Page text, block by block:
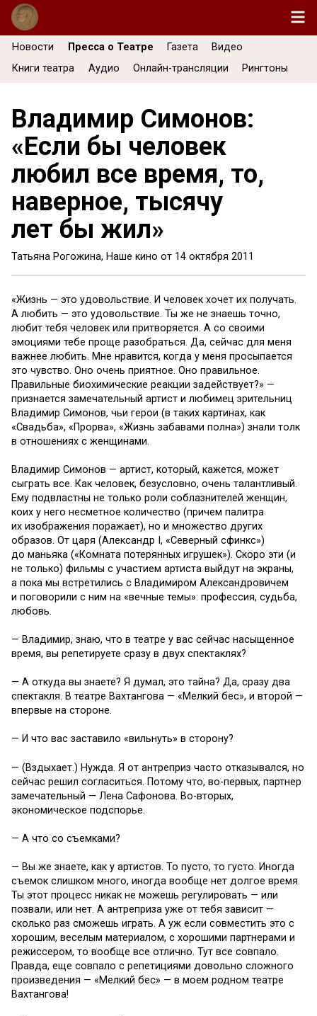
Новости Пресса о Театре Газета
Видео
Книги театра
Аудио Онлайн-трансляции Рингтоны
Владимир Симонов:
«Если бы человек
любил все время, то,
наверное, тысячу
лет бы жил»
Татьяна Рогожина, Наше кино от 14 октября 2011
«Жизнь — это удовольствие. И человек хочет их получать.
А любить — это удовольствие. Ты же не знаешь точно,
любит тебя человек или притворяется. А со своими
эмоциями тебе проще разобраться. Да, сейчас для меня
важнее любить. Мне нравится, когда у меня просыпается
это чувство. Оно очень приятное. Оно правильное.
Правильные биохимические реакции задействует?» —
признается замечательный артист и любимец зрительниц
Владимир Симонов, чьи герои (в таких картинах, как
«Свадьба», «Прорва», «Жизнь забавами полна») знали толк
в отношениях с женщинами.
Владимир Симонов — артист, который, кажется, может
сыграть все. Как человек, безусловно, очень талантливый.
Ему подвластны не только роли соблазнителей женщин,
коих у него несметное количество (причем палитра
их изображения поражает), но и множество других
образов. От царя (Александр I, «Северный сфинкс»)
до маньяка («Комната потерянных игрушек»). Скоро эти (и
не только) фильмы с участием артиста выйдут на экраны,
а пока мы встретились с Владимиром Александровичем
и поговорили с ним на «вечные темы»: профессия, судьба,
любовь.
— Владимир, знаю, что в театре у вас сейчас насыщенное
время, вы репетируете сразу в двух спектаклях?
— А откуда вы знаете? Я думал, это тайна? Да, сразу два
спектакля. В театре Вахтангова — «Мелкий бес», и второй —
впервые на стороне.
— И что вас заставило «вильнуть» в сторону?
— (Вздыхает.) Нужда. Я от антреприз часто отказывался, но
сейчас решил согласиться. Потому что, во-первых, партнер
замечательный — Лена Сафонова. Во-вторых,
экономическое подспорье.
— А что со съемками?
— Вы же знаете, как у артистов. То пусто, то густо. Иногда
съемок слишком много, иногда вообще нет долгое время.
Ты этот процесс никак не можешь регулировать — или
позвали, или нет. А антреприза уже от тебя зависит —
сколько раз сможешь играть. А уж если совместить это с
хорошим, веселым материалом, с хорошими партнерами и
режиссером, то вообще все отлично. Тут все совпало.
Правда, еще совпало с репетициями довольно сложного
произведения — «Мелкий бес» — в моем родном театре
Вахтангова!